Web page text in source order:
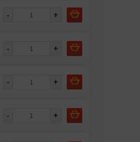
- +
- +
- +
- +